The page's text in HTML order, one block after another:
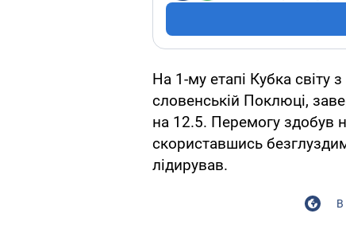
На 1-му етапі Кубка світу
словенській Поклюці,
на 12.5. Перемогу здобув
скориставшись
лiдирував.